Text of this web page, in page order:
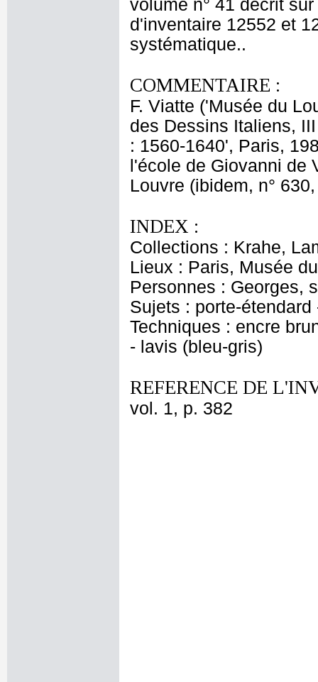
volume n° 41 décrit
d'inventaire 12552 et
systématique..
COMMENTAIRE :
F. Viatte ('Musée du
des Dessins Italiens,
: 1560-1640', Paris,
l'école de Giovanni de
Louvre (ibidem, n°
INDEX :
Collections : Krahe,
Lieux : Paris, Musée
Personnes : Georges,
Sujets : porte-
Techniques : encre
- lavis (bleu-gris)
REFERENCE DE
vol. 1, p. 382